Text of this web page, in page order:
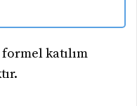
katılım